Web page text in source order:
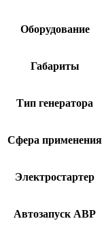
Оборудование
Габариты
Тип генератора
Сфера применения
Электростартер
Автозапуск АВР